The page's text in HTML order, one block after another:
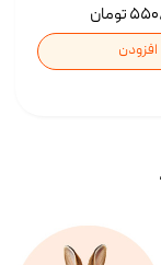
تومان
افزودن